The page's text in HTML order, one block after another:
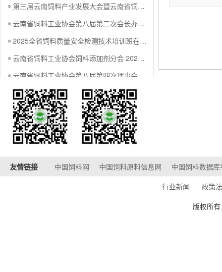
第三届云南饲料产业发展大会暨云南省饲料工业协会2025年年会在昆明圆满落幕
云南省饲料工业协会第八届第二次会长办公会暨饲料添加剂分会2025年二季度会议在宜良顺利召开
2025全省饲料质量安全检测技术培训班在昆明成功举办
云南省饲料工业协会饲料添加剂分会 2025年市场分析会圆满召开
云南省饲料工业协会第八届第四次理事会暨2024年饲料生产形势分析会圆满召开
全省饲料生产技术研讨会在昆明圆满召开
外求发展 共创未来 ——云南省饲料工业协会联合山东省和广东省组团赴上海考察交流
友情链接 中国饲料网 中国饲料原料信息网
中国饲料数据库
行业新闻
政策
版权所